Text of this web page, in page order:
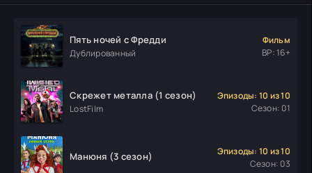
Пять ночей с Фредди
Дублированный
Фильм
ВР: 16+
Скрежет металла (1 сезон)
LostFilm
Эпизоды: 10 из 10
Сезон: 01
Манюня (3 сезон)
Эпизоды: 10 из 10
Сезон: 03